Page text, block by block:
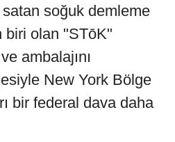
soğuk demleme
biri olan "STōK"
ambalajını
New York Bölge
bir federal dava daha